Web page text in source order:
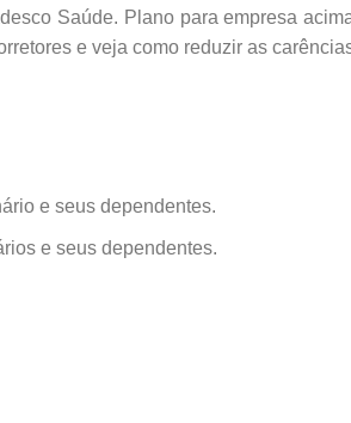
Saúde. Plano para empresa
e veja como reduzir as
e seus dependentes.
e seus dependentes.